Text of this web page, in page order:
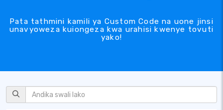
Pata tathmini kamili ya Custom Code na uone jinsi
unavyoweza kuiongeza kwa urahisi kwenye tovuti
yako!